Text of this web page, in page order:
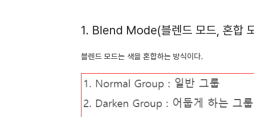
1. Blend Mode(블렌드 모드, 혼합
블렌드 모드는 색을 혼합하는 방식이다.